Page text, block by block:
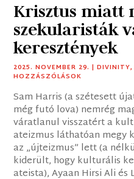
Krisztus miatt
szekularisták
keresztények
2025. NOVEMBER 29. |DIVINITY
HOZZÁSZÓLÁSOK
Sam Harris (a szétesett
még futó lova) nemrég
váratlanul visszatért a
ateizmus láthatóan megy
az „újteizmus” lett (a
kiderült, hogy kulturális
ateista), Ayaan Hirsi Ali és